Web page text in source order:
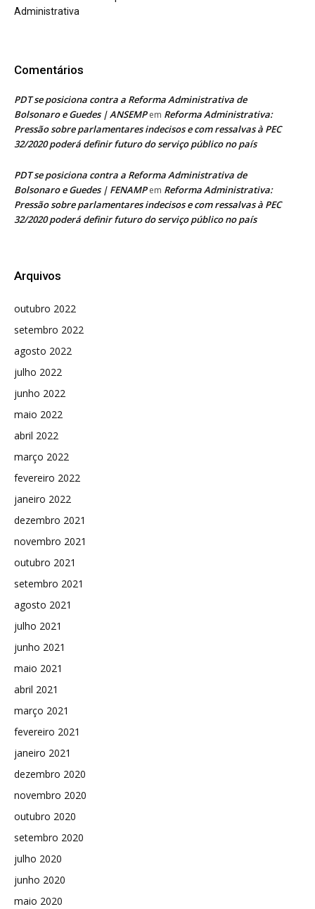
Administrativa
Comentários
PDT se posiciona contra a Reforma Administrativa de
Bolsonaro e Guedes | ANSEMPem Reforma Administrativa:
Pressão sobre parlamentares indecisos e com ressalvas à PEC
32/2020 poderá definir futuro do serviço público no país
PDT se posiciona contra a Reforma Administrativa de
Bolsonaro e Guedes | FENAMPem Reforma Administrativa:
Pressão sobre parlamentares indecisos e com ressalvas à PEC
32/2020 poderá definir futuro do serviço público no país
Arquivos
outubro 2022
setembro 2022
agosto 2022
julho 2022
junho 2022
maio 2022
abril 2022
março 2022
fevereiro 2022
janeiro 2022
dezembro 2021
novembro 2021
outubro 2021
setembro 2021
agosto 2021
julho 2021
junho 2021
maio 2021
abril 2021
março 2021
fevereiro 2021
janeiro 2021
dezembro 2020
novembro 2020
outubro 2020
setembro 2020
julho 2020
junho 2020
maio 2020